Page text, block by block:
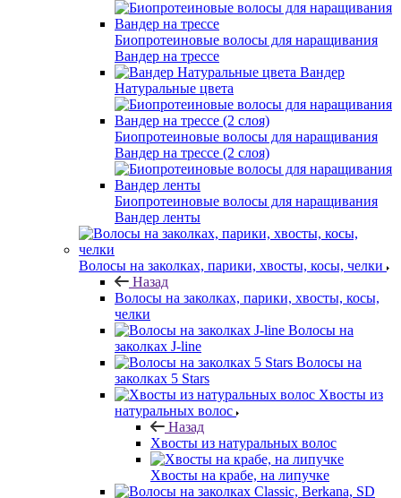
Биопротеиновые волосы для наращивания
Вандер на трессе
Вандер
Натуральные цвета
Биопротеиновые волосы для наращивания
Вандер на трессе (2 слоя)
Биопротеиновые волосы для наращивания
Вандер ленты
Волосы на заколках, парики, хвосты, косы, челки
Назад
Волосы на заколках, парики, хвосты, косы,
челки
Волосы на
заколках J-line
Волосы на
заколках 5 Stars
Хвосты из
натуральных волос
Назад
Хвосты из натуральных волос
Хвосты на крабе, на липучке